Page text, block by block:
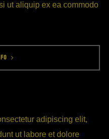
ut aliquip ex ea commodo
adipiscing elit,
ut labore et dolore